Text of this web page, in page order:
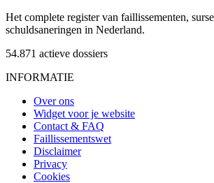
Het complete register van faillissementen,
schuldsaneringen in Nederland.
54.871 actieve dossiers
INFORMATIE
Over ons
Widget voor je website
Contact & FAQ
Faillissementswet
Disclaimer
Privacy
Cookies